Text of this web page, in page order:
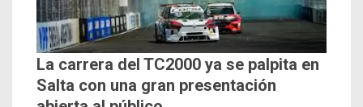
La carrera del TC2000 ya se palpita en
Salta con una gran presentación